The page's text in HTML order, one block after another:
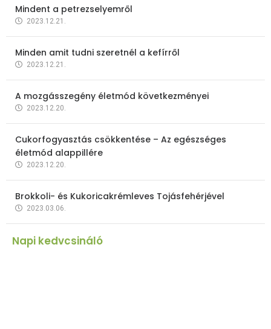
Mindent a petrezselyemről
2023.12.21.
Minden amit tudni szeretnél a kefírről
2023.12.21.
A mozgásszegény életmód következményei
2023.12.20.
Cukorfogyasztás csökkentése – Az egészséges
életmód alappillére
2023.12.20.
Brokkoli- és Kukoricakrémleves Tojásfehérjével
2023.03.06.
Napi kedvcsináló